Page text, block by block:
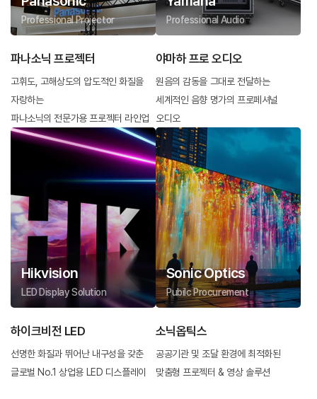
Professional Projector
파나소닉 프로젝터
고휘도, 고해상도의 압도적인 화질을
자랑하는
파나소닉의 전문가용 프로젝터 라인업
Professional Audio
야마하 프로 오디오
원음의 감동을 그대로 전달하는
세계적인 음향 명가의 프로페셔널
오디오
Hikvision
LED Display Solution
하이크비전 LED
선명한 화질과 뛰어난 내구성을 갖춘
글로벌 No.1 상업용 LED 디스플레이
Sonic Optics
Pubilc Procurement
소닉옵틱스
공공기관 및 조달 환경에 최적화된
맞춤형 프로젝터 & 영상 솔루션